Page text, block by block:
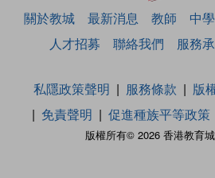
關於教城 最新消息 教師 中
人才招募
聯絡我們 服務
版權所有© 2026 香港教育
私隱政策聲明 服務條款
版
免責聲明
促進種族平等政策